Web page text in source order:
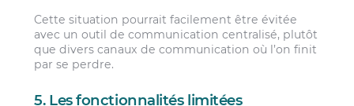
Cette situation pourrait facilement être évitée
avec un outil de communication centralisé, plutôt
que divers canaux de communication où l’on finit
par se perdre.
5. Les fonctionnalités limitées